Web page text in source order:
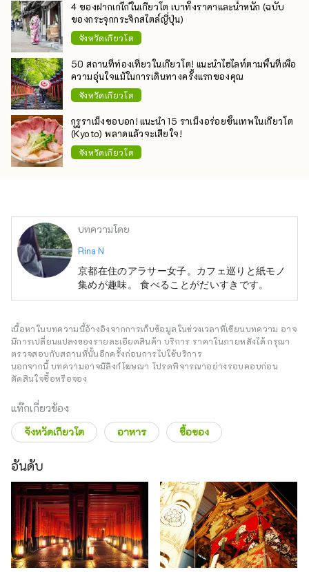
4 ของฝากเก๋ไก๋ในเกียวโต เบาทั้งราคาและน้ำหนัก (ฉบับ
ของกระจุกกระจิกสไตล์ญี่ปุ่น)
จังหวัดเกียวโต
50 สถานที่ท่องเที่ยวในเกียวโต! แนะนำไฮไลท์ตามพื้นที่เพื่อ
ความอุ่นใจแม้ในการเดินทางครั้งแรกของคุณ
จังหวัดเกียวโต
กูรูราเม็งขอบอก! แนะนำ 15 ราเม็งอร่อยขั้นเทพในเกียวโต
(Kyoto) พลาดแล้วจะเสียใจ!
จังหวัดเกียวโต
บทความโดย
Rina N
京都在住のアラサー女子。カフェ巡りと紙モノ
集めが趣味。 食べることがだいすきです。
เนื้อหาในบทความนี้อ้างอิงจากการเก็บข้อมูลในช่วงเวลาที่เขียนบทความ อาจ
มีการเปลี่ยนแปลงของรายละเอียดสินค้า บริการ ราคาในภายหลังได้ กรุณา
ตรวจสอบกับสถานที่นั้นอีกครั้งก่อนการไปใช้บริการ
นอกจากนี้ บทความอาจมีลิงก์โฆษณา โปรดพิจารณาอย่างรอบคอบก่อน
ตัดสินใจซื้อหรือจอง
แท๊กเกี่ยวข้อง
จังหวัดเกียวโต อาหาร ซื้อของ
อันดับ